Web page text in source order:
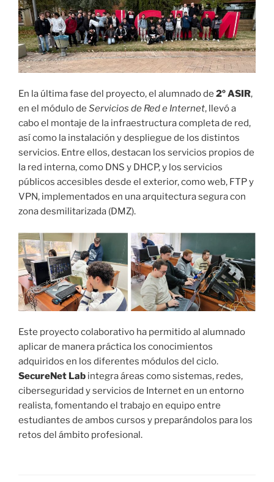
En la última fase del proyecto, el alumnado de 2º ASIR,
en el módulo de Servicios de Red e Internet, llevó a
cabo el montaje de la infraestructura completa de red,
así como la instalación y despliegue de los distintos
servicios. Entre ellos, destacan los servicios propios de
la red interna, como DNS y DHCP, y los servicios
públicos accesibles desde el exterior, como web, FTP y
VPN, implementados en una arquitectura segura con
zona desmilitarizada (DMZ).
Este proyecto colaborativo ha permitido al alumnado
aplicar de manera práctica los conocimientos
adquiridos en los diferentes módulos del ciclo.
SecureNet Lab integra áreas como sistemas, redes,
ciberseguridad y servicios de Internet en un entorno
realista, fomentando el trabajo en equipo entre
estudiantes de ambos cursos y preparándolos para los
retos del ámbito profesional.